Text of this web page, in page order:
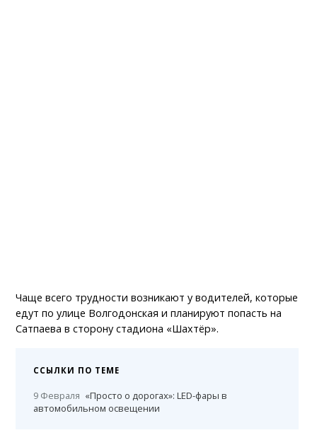
Чаще всего трудности возникают у водителей, которые
едут по улице Волгодонская и планируют попасть на
Сатпаева в сторону стадиона «Шахтёр».
ССЫЛКИ ПО ТЕМЕ
9 Февраля «Просто о дорогах»: LED-фары в
автомобильном освещении